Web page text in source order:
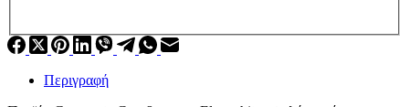
Περιγραφή